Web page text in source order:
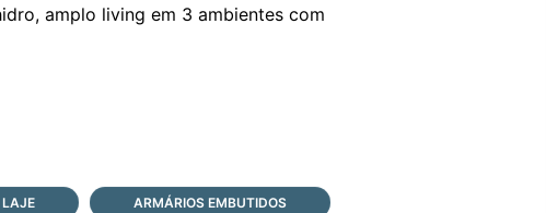
amplo living em 3 ambientes com
LAJE ARMÁRIOS EMBUTIDOS